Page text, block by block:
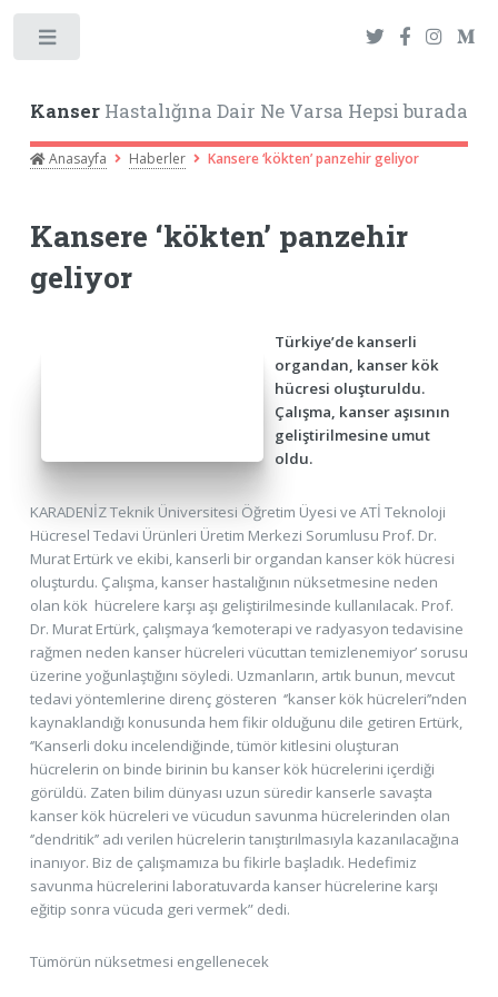
KanserHastalığına Dair Ne Varsa Hepsi burada
Anasayfa Haberler Kansere ‘kökten’ panzehir geliyor
Kansere ‘kökten’ panzehir
geliyor
Türkiye’de kanserli
organdan, kanser kök
hücresi oluşturuldu.
Çalışma, kanser aşısının
geliştirilmesine umut
oldu.
KARADENİZ Teknik Üniversitesi Öğretim Üyesi ve ATİ Teknoloji
Hücresel Tedavi Ürünleri Üretim Merkezi Sorumlusu Prof. Dr.
Murat Ertürk ve ekibi, kanserli bir organdan kanser kök hücresi
oluşturdu. Çalışma, kanser hastalığının nüksetmesine neden
olan kök hücrelere karşı aşı geliştirilmesinde kullanılacak. Prof.
Dr. Murat Ertürk, çalışmaya ‘kemoterapi ve radyasyon tedavisine
rağmen neden kanser hücreleri vücuttan temizlenemiyor’ sorusu
üzerine yoğunlaştığını söyledi. Uzmanların, artık bunun, mevcut
tedavi yöntemlerine direnç gösteren ‘’kanser kök hücreleri’’nden
kaynaklandığı konusunda hem fikir olduğunu dile getiren Ertürk,
‘’Kanserli doku incelendiğinde, tümör kitlesini oluşturan
hücrelerin on binde birinin bu kanser kök hücrelerini içerdiği
görüldü. Zaten bilim dünyası uzun süredir kanserle savaşta
kanser kök hücreleri ve vücudun savunma hücrelerinden olan
‘’dendritik’’ adı verilen hücrelerin tanıştırılmasıyla kazanılacağına
inanıyor. Biz de çalışmamıza bu fikirle başladık. Hedefimiz
savunma hücrelerini laboratuvarda kanser hücrelerine karşı
eğitip sonra vücuda geri vermek” dedi.
Tümörün nüksetmesi engellenecek